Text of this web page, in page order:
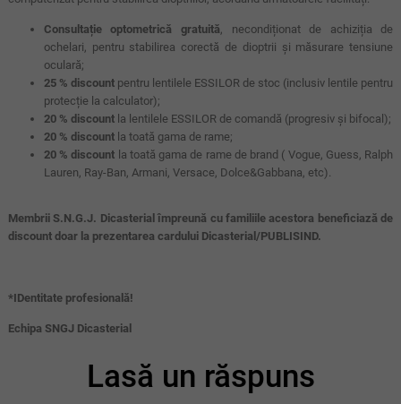
Consultație optometrică gratuită, necondiționat de achiziția de
ochelari, pentru stabilirea corectă de dioptrii și măsurare tensiune
oculară;
25 % discountpentru lentilele ESSILOR de stoc (inclusiv lentile pentru
protecție la calculator);
20 % discountla lentilele ESSILOR de comandă (progresiv și bifocal);
20 % discountla toată gama de rame;
20 % discount la toată gama de rame de brand ( Vogue, Guess, Ralph
Lauren, Ray-Ban, Armani, Versace, Dolce&Gabbana, etc).
Membrii S.N.G.J. Dicasterial împreună cu familiile acestora beneficiază de
discount doar la prezentarea cardului Dicasterial/PUBLISIND.
*IDentitate profesională!
Echipa SNGJ Dicasterial
Lasă un răspuns